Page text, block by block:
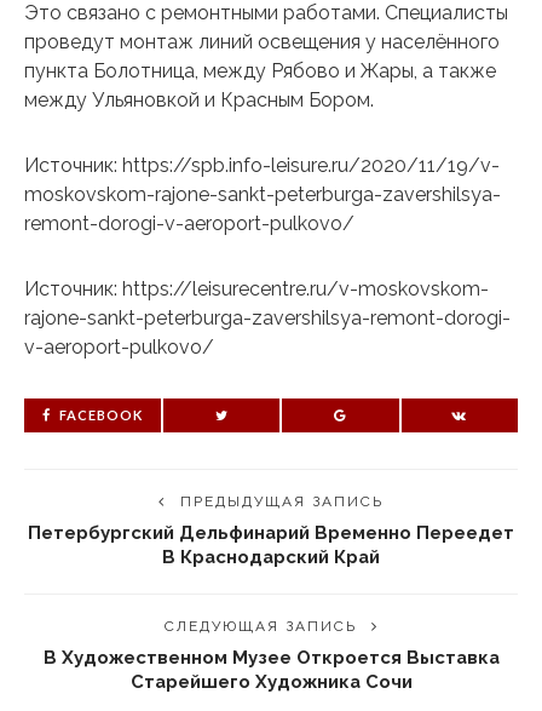
Это связано с ремонтными работами. Специалисты
проведут монтаж линий освещения у населённого
пункта Болотница, между Рябово и Жары, а также
между Ульяновкой и Красным Бором.
Источник: https://spb.info-leisure.ru/2020/11/19/v-
moskovskom-rajone-sankt-peterburga-zavershilsya-
remont-dorogi-v-aeroport-pulkovo/
Источник: https://leisurecentre.ru/v-moskovskom-
rajone-sankt-peterburga-zavershilsya-remont-dorogi-
v-aeroport-pulkovo/
FACEBOOK
ПРЕДЫДУЩАЯ ЗАПИСЬ
Петербургский Дельфинарий Временно Переедет
В Краснодарский Край
СЛЕДУЮЩАЯ ЗАПИСЬ
В Художественном Музее Откроется Выставка
Старейшего Художника Сочи